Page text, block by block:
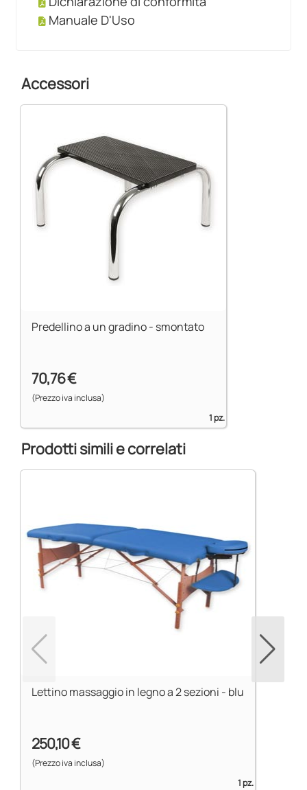
Manuale D'Uso
Accessori
Predellino a un gradino - smontato
70,76 €
(Prezzo iva inclusa)
1 pz.
Prodotti simili e correlati
Lettino massaggio in legno a 2 sezioni - blu
250,10 €
(Prezzo iva inclusa)
1 pz.